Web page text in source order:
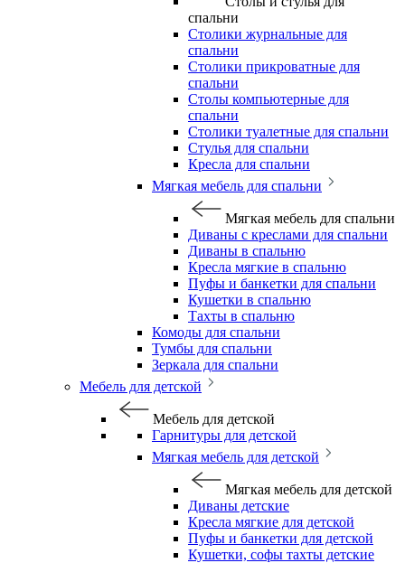
спальни
Столики журнальные для
спальни
Столики прикроватные для
спальни
Столы компьютерные для
спальни
Столики туалетные для спальни
Стулья для спальни
Кресла для спальни
Мягкая мебель для спальни
Мягкая мебель для спальни
Диваны с креслами для спальни
Диваны в спальню
Кресла мягкие в спальню
Пуфы и банкетки для спальни
Кушетки в спальню
Тахты в спальню
Комоды для спальни
Тумбы для спальни
Зеркала для спальни
Мебель для детской
Мебель для детской
Гарнитуры для детской
Мягкая мебель для детской
Мягкая мебель для детской
Диваны детские
Кресла мягкие для детской
Пуфы и банкетки для детской
Кушетки, софы тахты детские